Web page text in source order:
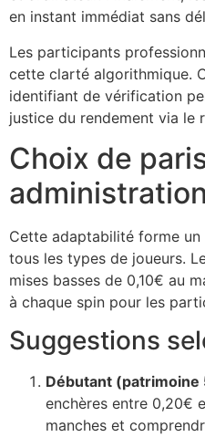
panel
panel
panel
satın al
Panel
Panel
Panel
Panel
Panel
Panel
en instant immédiat sans
Les participants
cette clarté algorithmique.
identifiant de vérification
justice du rendement via le
Choix de
Cette adaptabilité forme
tous les types de joueurs.
mises basses de 0,10€ au
à chaque spin pour les
Suggestions
Débutant
enchères entre 0,20€
manches et